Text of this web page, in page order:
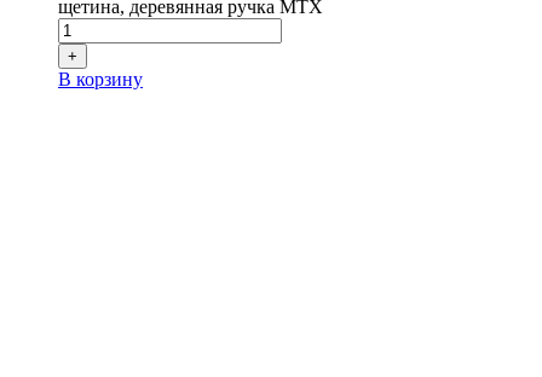
щетина, деревянная ручка MTX
+
В корзину